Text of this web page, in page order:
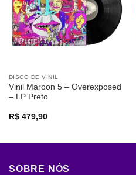
DISCO DE VINIL
Vinil Maroon 5 – Overexposed
– LP Preto
R$479,90
SOBRE NÓS